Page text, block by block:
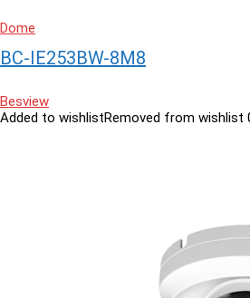
Dome
BC-IE253BW-8M8
Besview
Added to wishlistRemoved from wishlist